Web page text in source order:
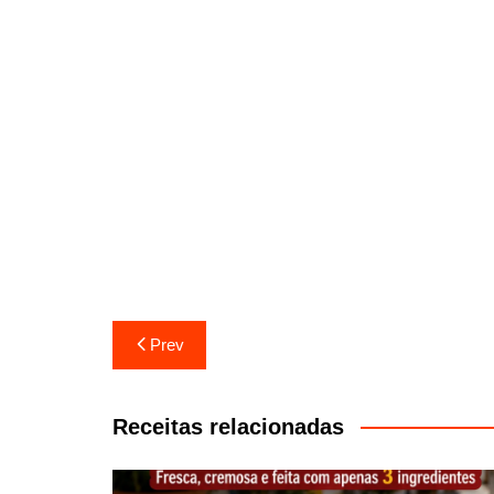
Navegação
de
artigos
Prev
Receitas relacionadas